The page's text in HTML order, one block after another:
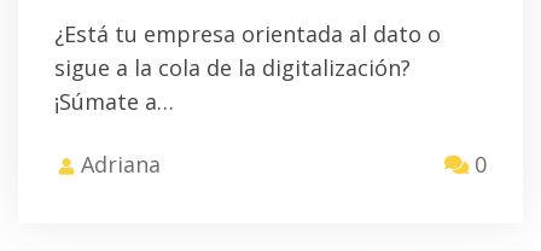
¿Está tu empresa orientada al dato o
sigue a la cola de la digitalización?
¡Súmate a…
Adriana 0